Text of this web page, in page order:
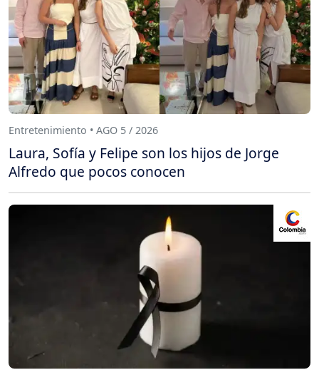
Entretenimiento • AGO 5 / 2026
Laura, Sofía y Felipe son los hijos de Jorge
Alfredo que pocos conocen